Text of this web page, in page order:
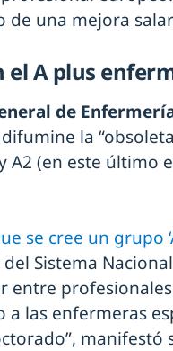
de una mejora
el A plus
de
la
A2 (en este último
se cree un grupo
Sistema
entre
las enfermeras
manifestó